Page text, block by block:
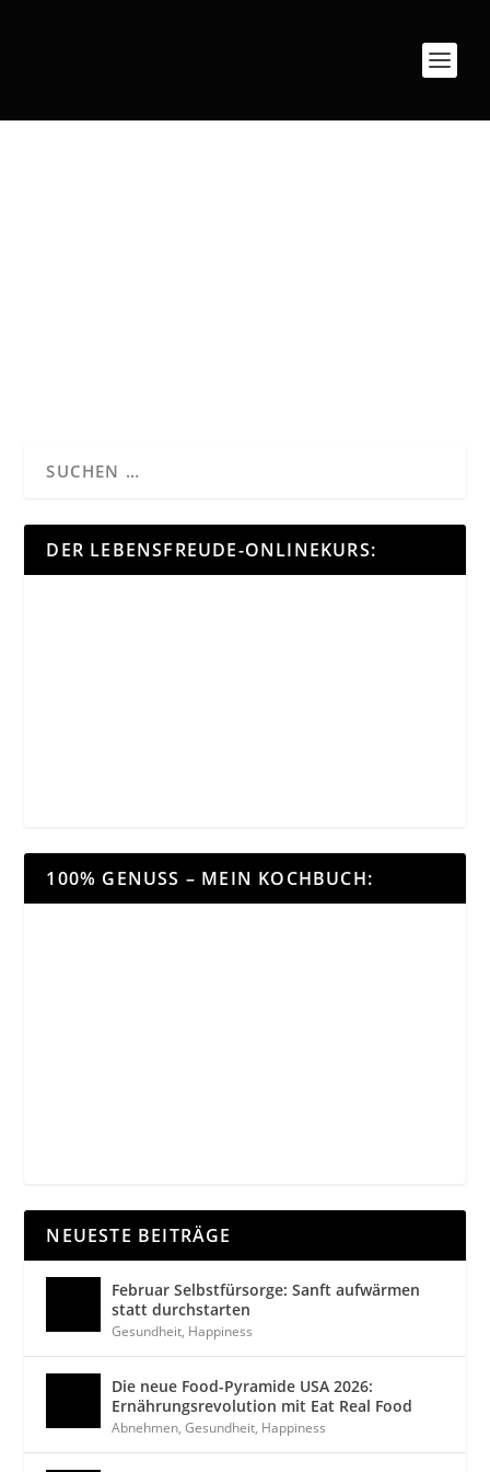
DER LEBENSFREUDE-ONLINEKURS:
100% GENUSS – MEIN KOCHBUCH:
NEUESTE BEITRÄGE
Februar Selbstfürsorge: Sanft aufwärmen
statt durchstarten
Gesundheit, Happiness
Die neue Food-Pyramide USA 2026:
Ernährungsrevolution mit Eat Real Food
Abnehmen,Gesundheit, Happiness